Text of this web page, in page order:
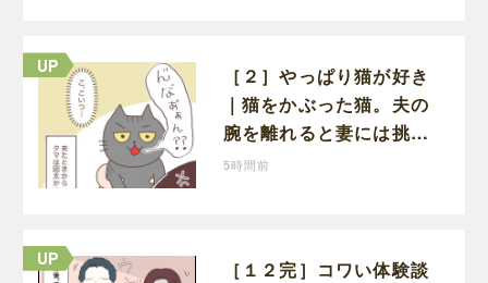
［２］やっぱり猫が好き
｜猫をかぶった猫。夫の
腕を離れると妻には挑発
的な顔と野太い鳴き声
5時間前
［１２完］コワい体験談